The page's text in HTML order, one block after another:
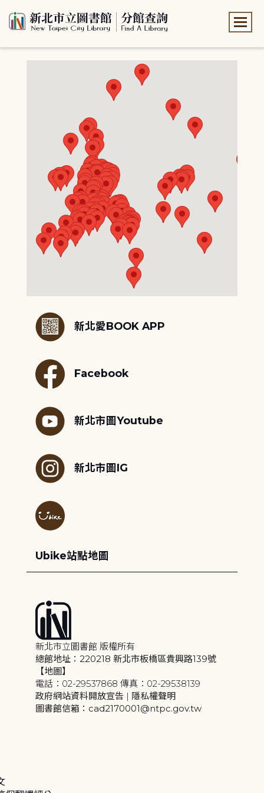
新北愛BOOK APP
Facebook
新北市圖Youtube
新北市圖IG
Ubike站點地圖
新北市立圖書館 版權所有
總館地址：220218 新北市板橋區貴興路139號
【地圖】
電話：02-29537868 傳真：02-29538139
政府網站資料開放宣告 | 隱私權聲明
圖書館信箱：cad2170001@ntpc.gov.tw